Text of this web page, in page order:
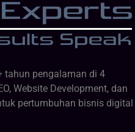
tahun pengalaman di 4
Website Development, dan
pertumbuhan bisnis digital